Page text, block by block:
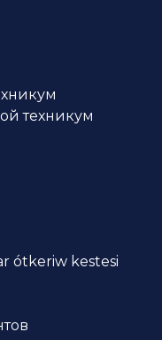
техникум
ótkeriw kestesi